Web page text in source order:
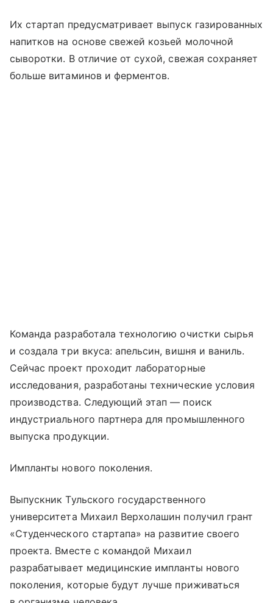
Их стартап предусматривает выпуск газированных
напитков на основе свежей козьей молочной
сыворотки. В отличие от сухой, свежая сохраняет
больше витаминов и ферментов.
Команда разработала технологию очистки сырья
и создала три вкуса: апельсин, вишня и ваниль.
Сейчас проект проходит лабораторные
исследования, разработаны технические условия
производства. Следующий этап — поиск
индустриального партнера для промышленного
выпуска продукции.
Импланты нового поколения.
Выпускник Тульского государственного
университета Михаил Верхолашин получил грант
«Студенческого стартапа» на развитие своего
проекта. Вместе с командой Михаил
разрабатывает медицинские импланты нового
поколения, которые будут лучше приживаться